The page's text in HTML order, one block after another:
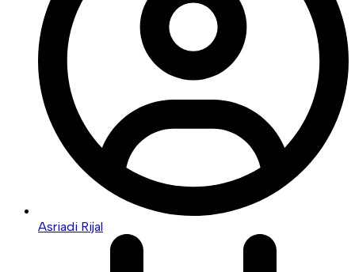
Asriadi Rijal